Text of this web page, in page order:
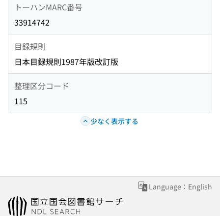
トーハンMARC番号
33914742
目録規則
日本目録規則1987年版改訂版
整理区分コード
115
少なく表示する
Language：English